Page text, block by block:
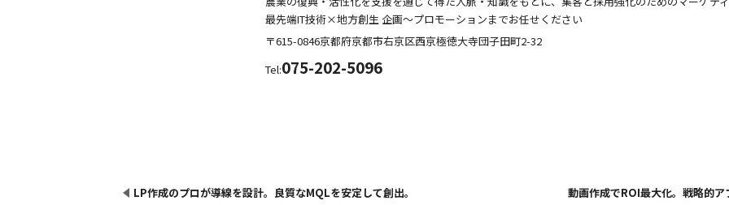
最先端IT技術×地方創生 企画～プロモーションまでお任せください
〒615-0846京都府京都市右京区西京極徳大寺団子田町2-32
Tel:075-202-5096
LP作成のプロが導線を設計。良質なMQLを安定して創出。 動画作成でROI最大化。戦略的ア